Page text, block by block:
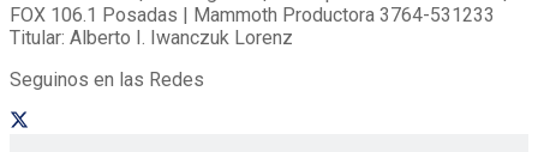
FOX 106.1 Posadas | Mammoth Productora 3764-531233
Titular: Alberto I. Iwanczuk Lorenz
Seguinos en las Redes